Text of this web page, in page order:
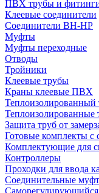
ПВХ трубы и
Клеевые соединители
Соединители ВН-НР
Муфты
Муфты переходные
Отводы
Тройники
Клеевые трубы
Краны клеевые ПВХ
Теплоизолированный
Теплоизолированные
Защита труб от
Готовые комплекты с
Комплектующие для
Контроллеры
Проходки для ввода
Соединительные
Саморегулирующийся